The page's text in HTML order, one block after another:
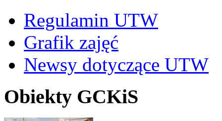
Regulamin UTW
Grafik zajęć
Newsy dotyczące UTW
Obiekty GCKiS